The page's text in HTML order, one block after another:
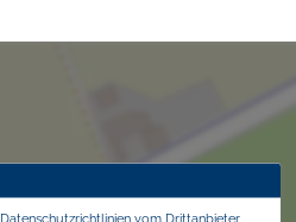
Datenschutzrichtlinien vom Drittanbieter